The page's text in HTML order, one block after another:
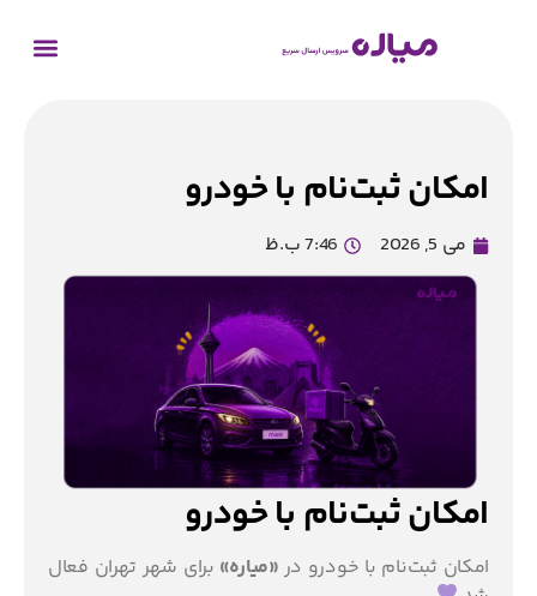
امکان ثبت‌نام با خودرو
امکان ثبت‌نام با خودرو در «میاره» برای شهر تهران فعال
می 5, 2026 7:46 ب.ظ
امکان ثبت‌نام با خودرو